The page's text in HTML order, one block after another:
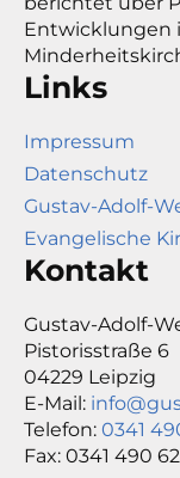
Entwicklungen
Links
Impressum
Datenschutz
Gustav-Adolf-
Evangelische
Kontakt
Gustav-Adolf-
Pistorisstraße 6
04229 Leipzig
E-Mail:
Telefon: 0341
Fax: 0341 490